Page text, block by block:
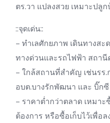
ตร.วา แปลงสวย เหมาะปลู
::จุดเด่น::
– ทำเลศักยภาพ เดินทางส
ทางด่วนและรถไฟฟ้า สถานี
– ใกล้สถานที่สำคัญ เช่นรร
อบต.บางรักพัฒนา และ บิ๊ก
– ราคาต่ำกว่าตลาด เหมา
ต้องการ หรือซื้อเก็บไว้เพื่อ